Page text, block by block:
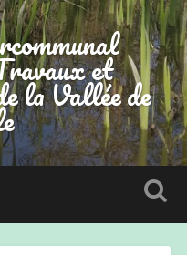
et
la Vallée de